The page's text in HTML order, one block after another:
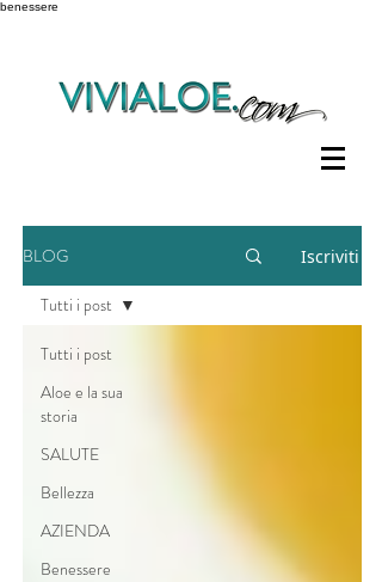
benessere
BLOG Iscriviti
Tutti i post
Aloe e la sua
storia
SALUTE
Bellezza
AZIENDA
Benessere
Tutti i post